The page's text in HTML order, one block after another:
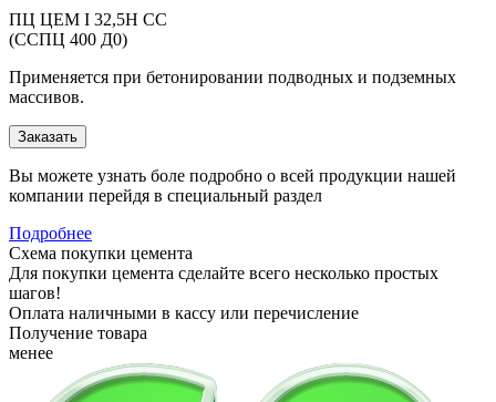
ПЦ ЦЕМ I 32,5Н CC
(ССПЦ 400 Д0)
Применяется при бетонировании подводных и подземных
массивов.
Заказать
Вы можете узнать боле подробно о всей продукции нашей
компании перейдя в специальный раздел
Подробнее
Схема покупки цемента
Для покупки цемента сделайте всего несколько простых
шагов!
Оплата наличными в кассу или перечисление
Получение товара
менее